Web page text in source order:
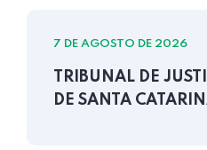
7 DE AGOSTO DE 2026
TRIBUNAL DE
DE SANTA